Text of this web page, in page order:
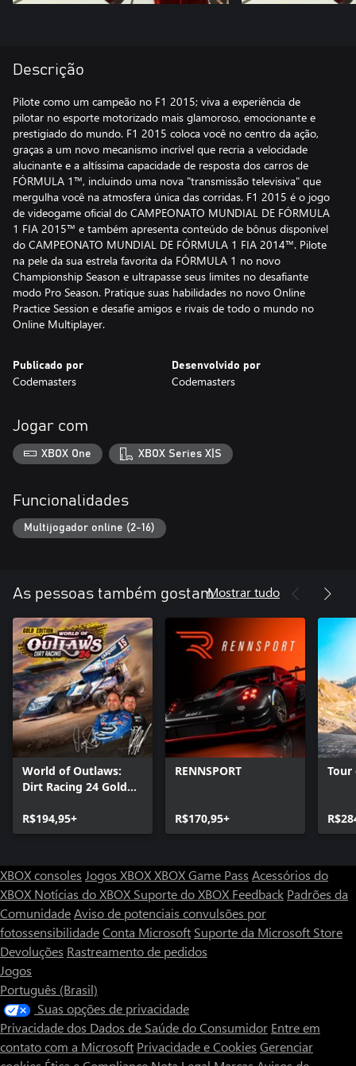
Descrição
Pilote como um campeão no F1 2015; viva a experiência de
pilotar no esporte motorizado mais glamoroso, emocionante e
prestigiado do mundo. F1 2015 coloca você no centro da ação,
graças a um novo mecanismo incrível que recria a velocidade
alucinante e a altíssima capacidade de resposta dos carros de
FÓRMULA 1™, incluindo uma nova "transmissão televisiva" que
mergulha você na atmosfera única das corridas. F1 2015 é o jogo
de videogame oficial do CAMPEONATO MUNDIAL DE FÓRMULA
1 FIA 2015™ e também apresenta conteúdo de bônus disponível
do CAMPEONATO MUNDIAL DE FÓRMULA 1 FIA 2014™. Pilote
na pele da sua estrela favorita da FÓRMULA 1 no novo
Championship Season e ultrapasse seus limites no desafiante
modo Pro Season. Pratique suas habilidades no novo Online
Practice Session e desafie amigos e rivais de todo o mundo no
Online Multiplayer.
Publicado por
Codemasters
Desenvolvido por
Codemasters
Jogar com
XBOX One XBOX Series X|S
Funcionalidades
Multijogador online (2-16)
As pessoas também gostamMostrar tudo
World of Outlaws:
Dirt Racing 24 Gold
R$194,95+
RENNSPORT
R$170,95+
Tour
XBOX consoles Jogos XBOXXBOX Game Pass Acessórios do
XBOX Notícias do XBOX Suporte do XBOX Feedback Padrões da
ComunidadeAviso de potenciais convulsões por
fotossensibilidadeConta Microsoft Suporte da Microsoft Store
Devoluções Rastreamento de pedidos
Jogos
Português (Brasil)
Suas opções de privacidade
Privacidade dos Dados de Saúde do Consumidor Entre em
contato com a Microsoft Privacidade e Cookies Gerenciar